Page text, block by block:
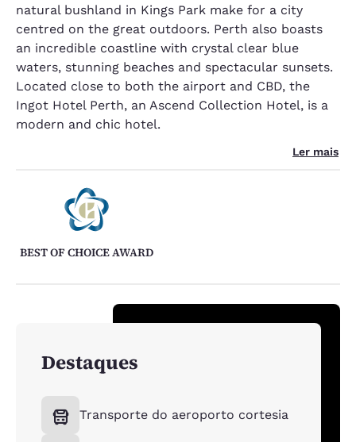
natural bushland in Kings Park make for a city
centred on the great outdoors. Perth also boasts
an incredible coastline with crystal clear blue
waters, stunning beaches and spectacular sunsets.
Located close to both the airport and CBD, the
Ingot Hotel Perth, an Ascend Collection Hotel, is a
modern and chic hotel.
Ler mais
BEST OF CHOICE AWARD
Destaques
Transporte do aeroporto cortesia